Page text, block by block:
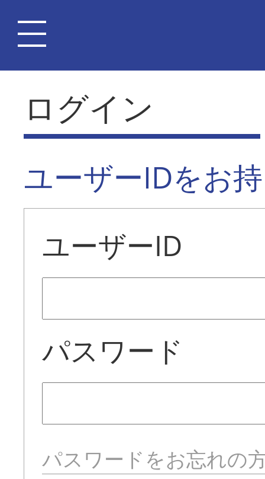
ログイン
ユーザーIDをお
ユーザーID
パスワード
パスワードをお忘れの